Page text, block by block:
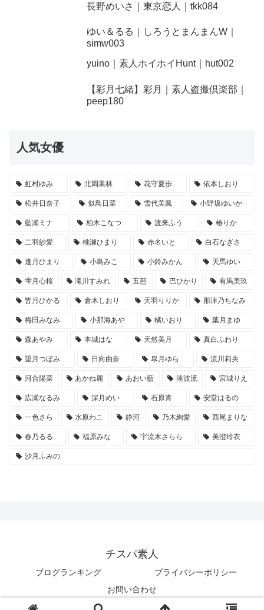
長野めいさ｜東京恋人｜tkk084
ゆい＆るる｜しろうとまんまんW｜
simw003
yuino｜素人ホイホイHunt｜hut002
【彩月七緒】彩月｜素人盗撮倶楽部｜
peep180
人気女優
虹村ゆみ 北岡果林 花守夏歩 依本しおり
松井日奈子 似鳥日菜 雪代美鳳 小野坂ゆいか
藍瀬ミナ 柏木こなつ 渡来ふう 椿りか
二羽紗愛 桃瀬ひまり 赤名いと 白石なぎさ
逢月ひまり 小島みこ 小鈴みかん 天馬ゆい
雫月心桜 滝川すみれ 五芭 巴ひかり 有馬美玖
皆月ひかる 倉木しおり 天羽りりか 那津乃ちなみ
梅田みなみ 小那海あや 橘いおり 葉月まゆ
森あやみ 本城はな 天然美月 真白ふわり
望月つぼみ 日向由奈 皐月ゆら 流川莉央
河合陽菜 あかね麗 あおい藍 湊波流 宮城りえ
広瀬なるみ 深月めい 石原青 安堂はるの
一色さら 水原わこ 静河 乃木絢愛 西尾まりな
春乃るる 福原みな 宇流木さらら 美澄玲衣
沙月ふみの
チスパ素人
ブログランキング
プライバシーポリシー
お問い合わせ